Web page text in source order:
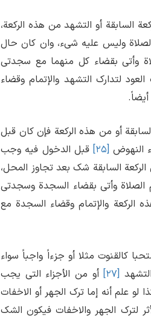
السابقة أو التشهد من هذه الرکعة،
ولیس علیه شیء، وان کان حال
وأتی بقضاء کل منهما مع سجدتی
لتدارک التشهد والإتمام وقضاء
أو من هذه الرکعة فإن کان قبل
النهوض [۲۵]
قبل الدخول فیه وجب
الرکعة السابقة شک بعد تجاوز المحل،
وأتی بقضاء السجدة وسجدتی
والإتمام وقضاء السجدة مع
کالقنوت مثلا أو جزءاً واجباً سواء
[۲۷]
أو من الأجزاء التی یجب
علم أنه إما ترک الجهر أو الاخفات
لترک الجهر والاخفات فیکون الشک